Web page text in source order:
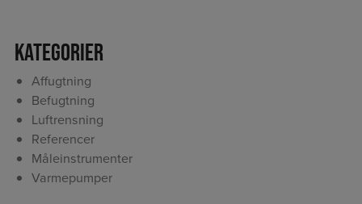
Kategorier
Affugtning
Befugtning
Luftrensning
Referencer
Måleinstrumenter
Varmepumper